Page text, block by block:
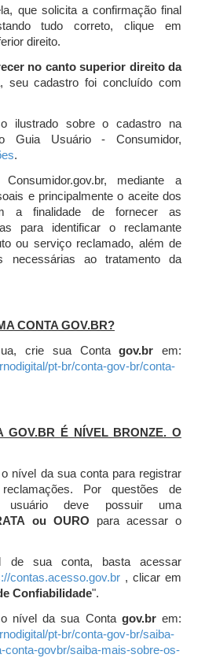
que solicita a confirmação final
tudo correto, clique em
direito.
no canto superior direito da
seu cadastro foi concluído com
ilustrado sobre o cadastro na
Guia Usuário - Consumidor,
.
mediante a
e principalmente o aceite dos
a finalidade de fornecer as
para identificar o reclamante
ou serviço reclamado, além de
necessárias ao tratamento da
CONTA GOV.BR?
crie sua Contagov.br em:
pt-br/conta-gov-br/conta-
GOV.BR É NÍVEL BRONZE. O
nível da sua conta para registrar
Por questões de
usuário deve possuir uma
ou OURO para acessar o
de sua conta, basta acessar
contas.acesso.gov.br, clicar em
Confiabilidade".
nível da sua Conta gov.brem:
pt-br/conta-gov-br/saiba-
conta-govbr/saiba-mais-sobre-os-